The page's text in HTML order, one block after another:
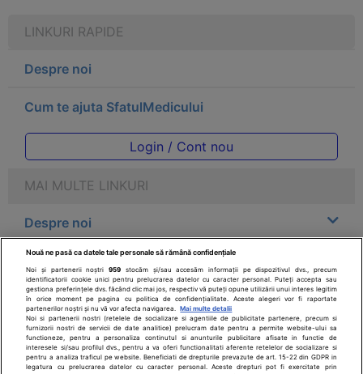
LINKURI RAPIDE
Despre noi
Cum te ajuta SfatulMedicului
Login / Cont nou
MAI MULTE LINKURI
Despre noi
Legal
Drepturile consumatorului
Parteneri
Nouă ne pasă ca datele tale personale să rămână confidențiale
Noi și partenerii noștri959 stocăm și/sau accesăm informații pe dispozitivul dvs., precum
identificatorii cookie unici pentru prelucrarea datelor cu caracter personal. Puteți accepta sau
gestiona preferințele dvs. făcând clic mai jos, respectiv vă puteți opune utilizării unui interes legitim
în orice moment pe pagina cu politica de confidențialitate. Aceste alegeri vor fi raportate
partenerilor noștri și nu vă vor afecta navigarea.
Mai multe detalii
Noi si partenerii nostri (retelele de socializare si agentiile de publicitate partenere, precum si
furnizorii nostri de servicii de date analitice) prelucram date pentru a permite website-ului sa
functioneze, pentru a personaliza continutul si anunturile publicitare afisate in functie de
interesele si/sau profilul dvs., pentru a va oferi functionalitati aferente retelelor de socializare si
pentru a analiza traficul pe website. Beneficiati de drepturile prevazute de art. 15-22 din GDPR in
legatura cu prelucrarea datelor cu caracter personal. Aceste drepturi pot fi exercitate prin